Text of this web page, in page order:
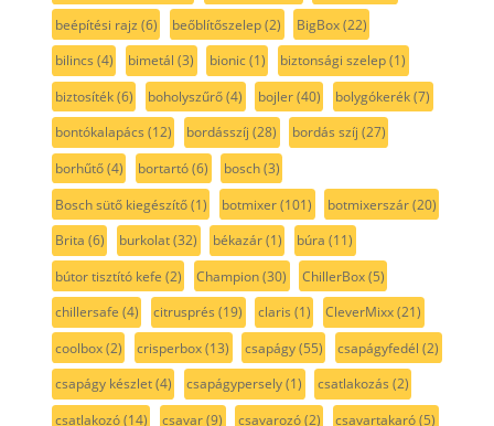
beépítési rajz (6) beőblítőszelep(2) BigBox(22)
bilincs (4) bimetál (3) bionic(1) biztonsági szelep(1)
biztosíték(6) boholyszűrő(4) bojler(40) bolygókerék(7)
bontókalapács (12) bordásszíj (28) bordás szíj (27)
borhűtő(4) bortartó(6) bosch(3)
Bosch sütő kiegészítő(1) botmixer(101) botmixerszár(20)
Brita (6) burkolat(32) békazár(1) búra (11)
bútor tisztító kefe (2) Champion(30) ChillerBox(5)
chillersafe (4) citrusprés (19) claris (1) CleverMixx(21)
coolbox(2) crisperbox(13) csapágy(55) csapágyfedél (2)
csapágy készlet(4) csapágypersely(1) csatlakozás (2)
csatlakozó(14) csavar(9) csavarozó(2) csavartakaró(5)